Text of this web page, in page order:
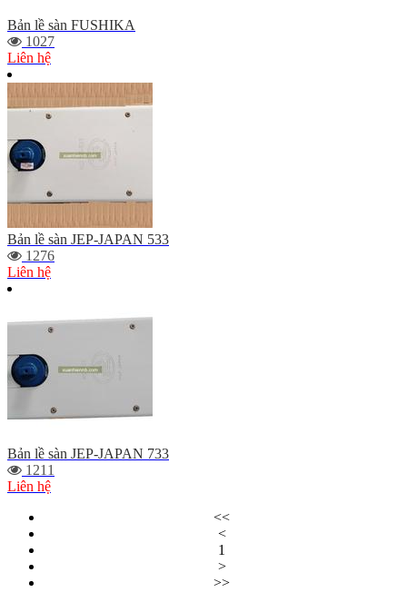
Bản lề sàn FUSHIKA
1027
Liên hệ
Bản lề sàn JEP-JAPAN 533
1276
Liên hệ
Bản lề sàn JEP-JAPAN 733
1211
Liên hệ
<<
<
1
>
>>